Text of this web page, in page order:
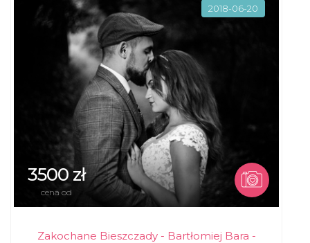
2018-06-20
3500 zł
cena od
Zakochane Bieszczady - Bartłomiej Bara -